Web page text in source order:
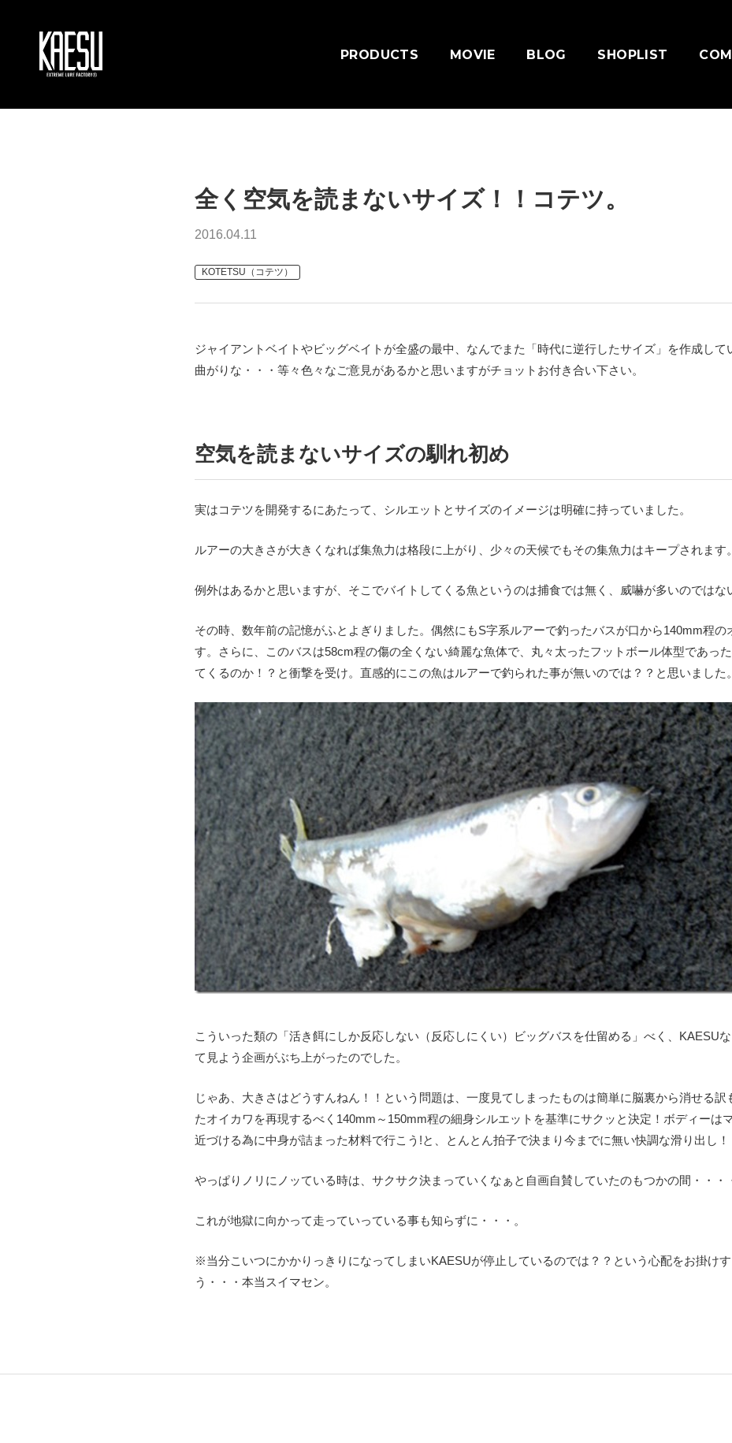
PRODUCTS MOVIE BLOG SHOPLIST
全く空気を読まないサイズ！！コテツ。
2016.04.11
KOTETSU（コテツ）
ジャイアントベイトやビッグベイトが全盛の最中、なんでまた「時代に逆行したサイズ」を作成して
曲がりな・・・等々色々なご意見があるかと思いますがチョットお付き合い下さい。
空気を読まないサイズの馴れ初め
実はコテツを開発するにあたって、シルエットとサイズのイメージは明確に持っていました。
ルアーの大きさが大きくなれば集魚力は格段に上がり、少々の天候でもその集魚力はキープされます。
例外はあるかと思いますが、そこでバイトしてくる魚というのは捕食では無く、威嚇が多いのではな
その時、数年前の記憶がふとよぎりました。偶然にもS字系ルアーで釣ったバスが口から140mm程の
す。さらに、このバスは58cm程の傷の全くない綺麗な魚体で、丸々太ったフットボール体型であっ
てくるのか！？と衝撃を受け。直感的にこの魚はルアーで釣られた事が無いのでは？？と思いました。
こういった類の「活き餌にしか反応しない（反応しにくい）ビッグバスを仕留める」べく、KAESU
て見よう企画がぶち上がったのでした。
じゃあ、大きさはどうすんねん！！という問題は、一度見てしまったものは簡単に脳裏から消せる訳
たオイカワを再現するべく140mm～150mm程の細身シルエットを基準にサクッと決定！ボディーは
近づける為に中身が詰まった材料で行こう!と、とんとん拍子で決まり今までに無い快調な滑り出し！
やっぱりノリにノッている時は、サクサク決まっていくなぁと自画自賛していたのもつかの間・・・
これが地獄に向かって走っていっている事も知らずに・・・。
※当分こいつにかかりっきりになってしまいKAESUが停止しているのでは？？という心配をお掛け
う・・・本当スイマセン。